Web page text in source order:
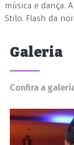
música e dança.
Stilo. Flash da
Galeria
Confira a